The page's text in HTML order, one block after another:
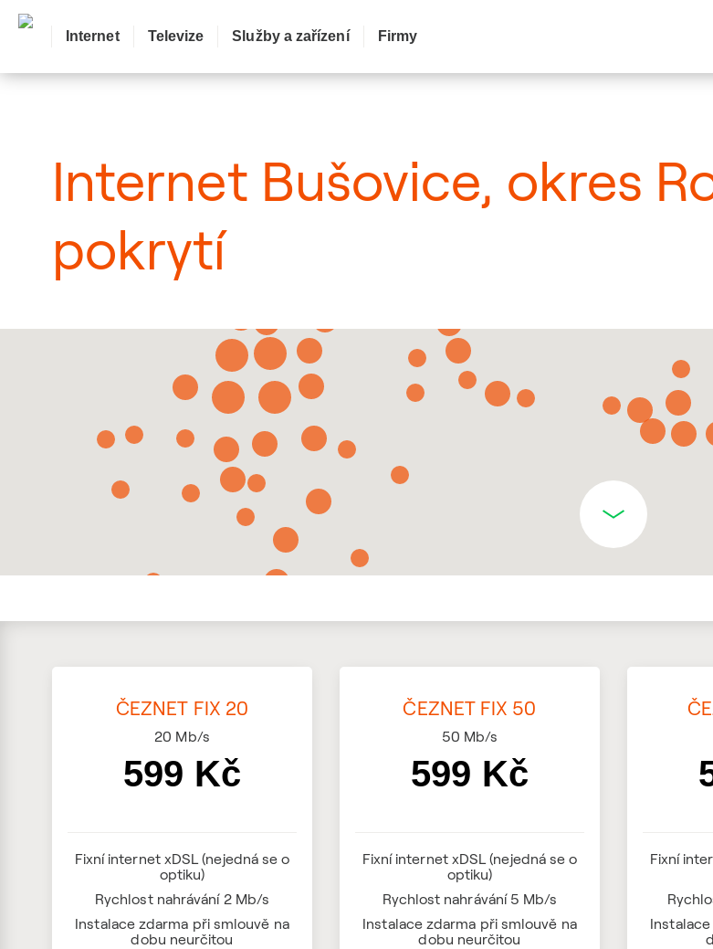
Internet Televize Služby a zařízení Firmy
Internet Bušovice, okres
pokrytí
ČEZNET FIX 20
20 Mb/s
599 Kč
Fixní internet xDSL (nejedná se o
optiku)
Rychlost nahrávání 2 Mb/s
Instalace zdarma při smlouvě na
dobu neurčitou
ČEZNET FIX 50
50 Mb/s
599 Kč
Fixní internet xDSL (nejedná se o
optiku)
Rychlost nahrávání 5 Mb/s
Instalace zdarma při smlouvě na
dobu neurčitou
Fixní
: Mapa pokrytí město